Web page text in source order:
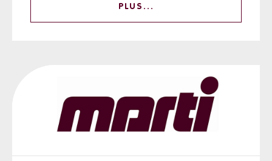
PLUS...